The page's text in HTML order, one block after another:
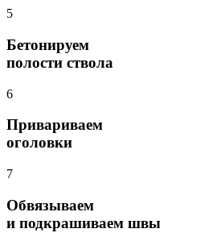
5
Бетонируем
полости ствола
6
Привариваем
оголовки
7
Обвязываем
и подкрашиваем швы